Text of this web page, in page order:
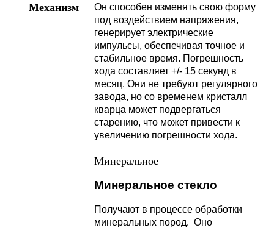
Механизм
Он способен изменять свою форму
под воздействием напряжения,
генерирует электрические
импульсы, обеспечивая точное и
стабильное время. Погрешность
хода составляет +/- 15 секунд в
месяц. Они не требуют регулярного
завода, но со временем кристалл
кварца может подвергаться
старению, что может привести к
увеличению погрешности хода.
Минеральное
Минеральное стекло
Получают в процессе обработки
минеральных пород. Оно